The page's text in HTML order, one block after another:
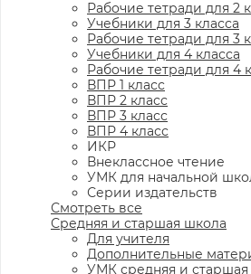
Рабочие тетради для 2
Учебники для 3 класса
Рабочие тетради для 3
Учебники для 4 класса
Рабочие тетради для 4
ВПР 1 класс
ВПР 2 класс
ВПР 3 класс
ВПР 4 класс
ИКР
Внеклассное чтение
УМК для начальной
Серии издательств
Смотреть все
Средняя и старшая школа
Для учителя
Дополнительные
УМК средняя и